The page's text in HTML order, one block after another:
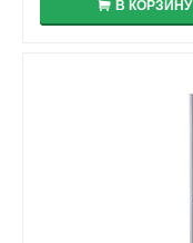
В КОРЗИНУ